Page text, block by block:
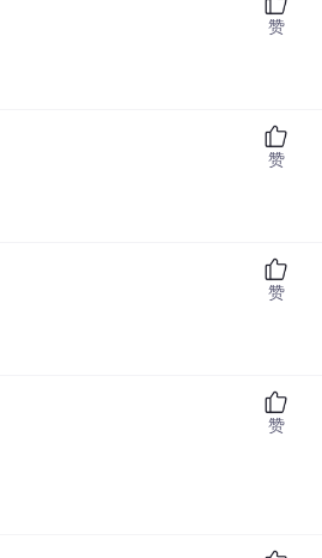
赞
赞
赞
赞